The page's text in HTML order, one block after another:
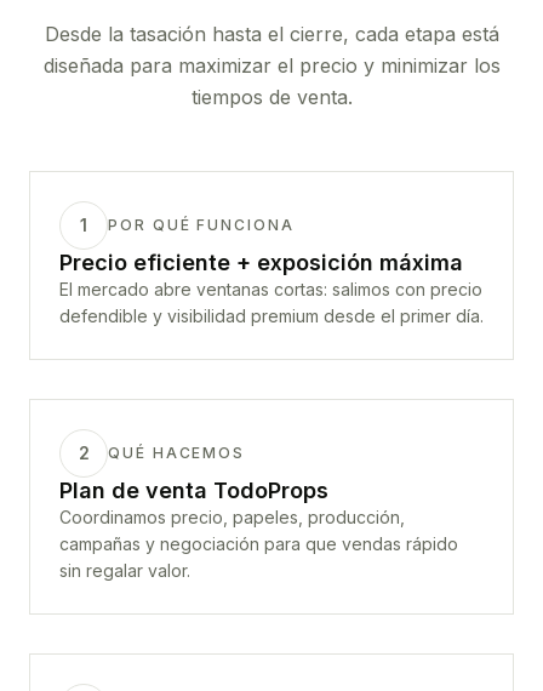
Desde la tasación hasta el cierre, cada etapa está
diseñada para maximizar el precio y minimizar los
tiempos de venta.
1 POR QUÉ FUNCIONA
Precio eficiente + exposición máxima
El mercado abre ventanas cortas: salimos con precio
defendible y visibilidad premium desde el primer día.
2 QUÉ HACEMOS
Plan de venta TodoProps
Coordinamos precio, papeles, producción,
campañas y negociación para que vendas rápido
sin regalar valor.